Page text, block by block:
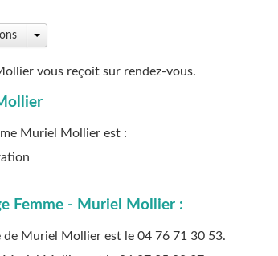
vous reçoit sur rendez-vous.
Muriel Mollier est :
Femme - Muriel Mollier :
de Muriel Mollier est le 04 76 71 30 53.